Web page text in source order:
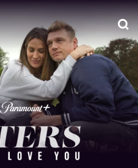
The Carters: Hurts